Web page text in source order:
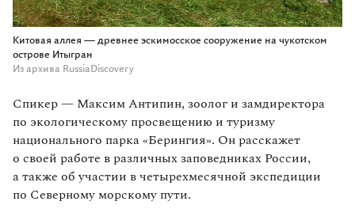
Китовая аллея — древнее эскимосское сооружение на чукотском
острове Итыгран
Из архива RussiaDiscovery
Спикер — Максим Антипин, зоолог и замдиректора
по экологическому просвещению и туризму
национального парка «Берингия». Он расскажет
о своей работе в различных заповедниках России,
а также об участии в четырехмесячной экспедиции
по Северному морскому пути.